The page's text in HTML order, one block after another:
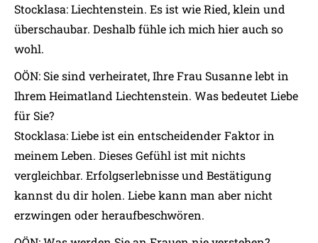
Stocklasa: Liechtenstein. Es ist wie Ried, klein und
überschaubar. Deshalb fühle ich mich hier auch so
wohl.
OÖN: Sie sind verheiratet, Ihre Frau Susanne lebt in
Ihrem Heimatland Liechtenstein. Was bedeutet Liebe
für Sie?
Stocklasa: Liebe ist ein entscheidender Faktor in
meinem Leben. Dieses Gefühl ist mit nichts
vergleichbar. Erfolgserlebnisse und Bestätigung
kannst du dir holen. Liebe kann man aber nicht
erzwingen oder heraufbeschwören.